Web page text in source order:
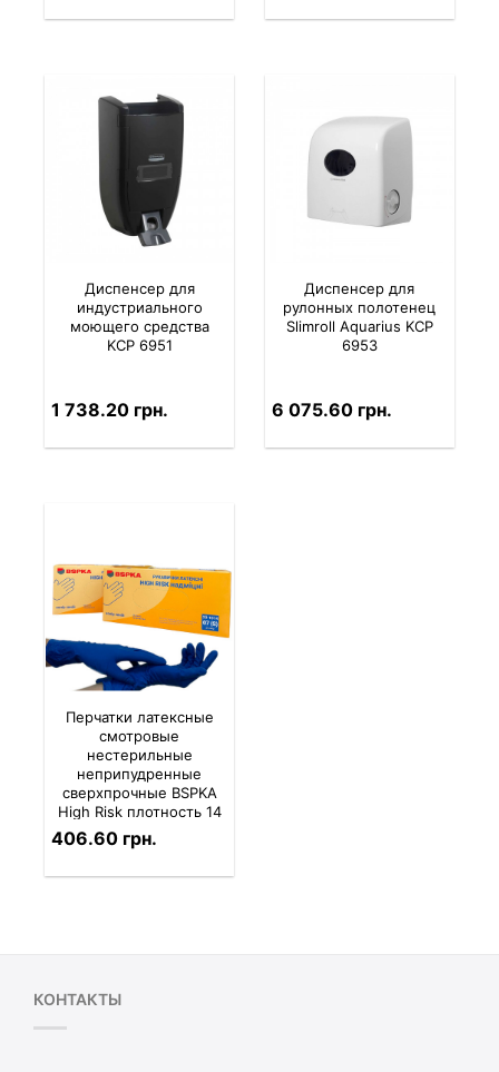
Диспенсер для
индустриального
моющего средства
KCP 6951
1 738.20 грн.
Диспенсер для
рулонных полотенец
Slimroll Aquarius KCP
6953
6 075.60 грн.
Перчатки латексные
смотровые
нестерильные
неприпудренные
сверхпрочные BSPKA
High Risk плотность 14
406.60 грн.
КОНТАКТЫ